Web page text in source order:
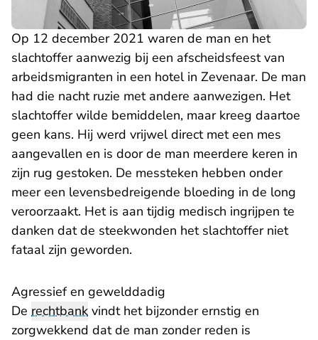
Op 12 december 2021 waren de man en het
slachtoffer aanwezig bij een afscheidsfeest van
arbeidsmigranten in een hotel in Zevenaar. De man
had die nacht ruzie met andere aanwezigen. Het
slachtoffer wilde bemiddelen, maar kreeg daartoe
geen kans. Hij werd vrijwel direct met een mes
aangevallen en is door de man meerdere keren in
zijn rug gestoken. De messteken hebben onder
meer een levensbedreigende bloeding in de long
veroorzaakt. Het is aan tijdig medisch ingrijpen te
danken dat de steekwonden het slachtoffer niet
fataal zijn geworden.
Agressief en gewelddadig
De rechtbank vindt het bijzonder ernstig en
zorgwekkend dat de man zonder reden is